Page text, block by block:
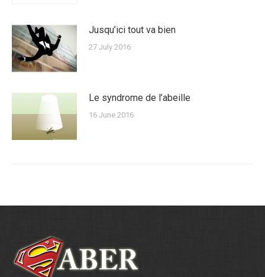
Jusqu’ici tout va bien
27 July 2016
Le syndrome de l’abeille
16 June 2016